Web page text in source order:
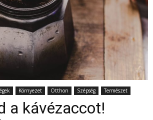
Környezet Otthon Szépség Természet
a kávézaccot!